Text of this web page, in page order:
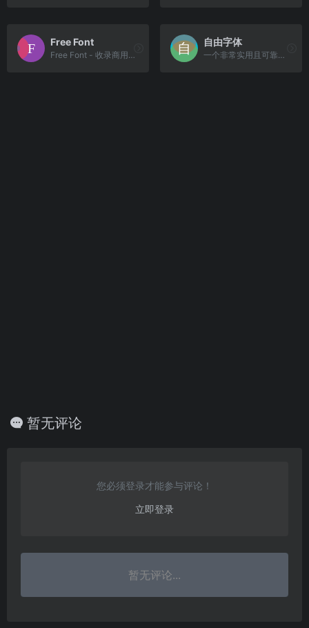
Free Font
Free Font - 收录商用免费字体，包括汉字和英文字体，提供免费下载和使用。
自由字体
一个非常实用且可靠的免费字体下载平台。
暂无评论
您必须登录才能参与评论！
立即登录
暂无评论...